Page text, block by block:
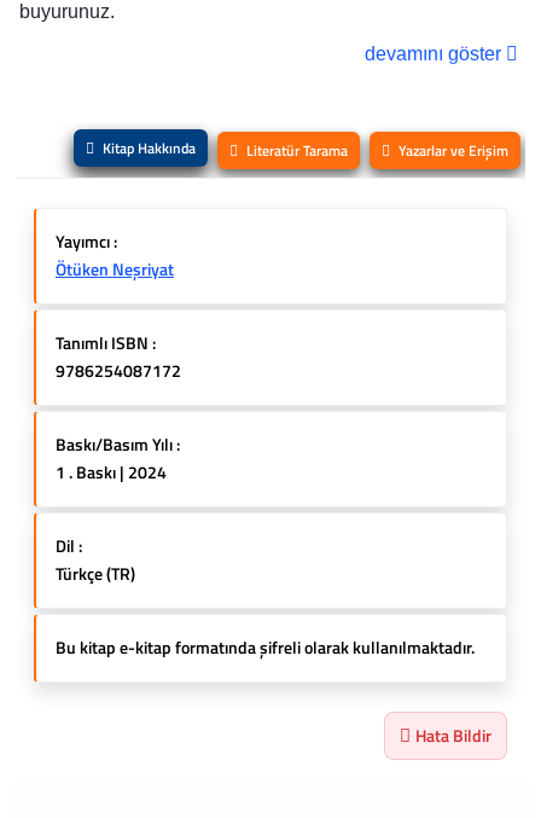
buyurunuz.
devamını göster
Kitap Hakkında Literatür Tarama Yazarlar ve Erişim
Yayımcı :
Ötüken Neşriyat
Tanımlı ISBN :
9786254087172
Baskı/Basım Yılı :
1 . Baskı | 2024
Dil :
Türkçe (TR)
Bu kitap e-kitap formatında şifreli olarak kullanılmaktadır.
Hata Bildir